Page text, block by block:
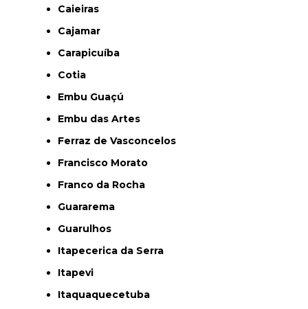
Caieiras
Cajamar
Carapicuíba
Cotia
Embu Guaçú
Embu das Artes
Ferraz de Vasconcelos
Francisco Morato
Franco da Rocha
Guararema
Guarulhos
Itapecerica da Serra
Itapevi
Itaquaquecetuba